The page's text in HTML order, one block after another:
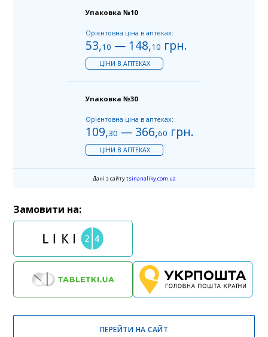
Упаковка №10
Орієнтовна ціна в аптеках:
53,10 — 148,10 грн.
ЦІНИ В АПТЕКАХ
Упаковка №30
Орієнтовна ціна в аптеках:
109,30 — 366,60 грн.
ЦІНИ В АПТЕКАХ
Дані з сайтуtsinanaliky.com.ua
Замовити на:
ПЕРЕЙТИ НА САЙТ